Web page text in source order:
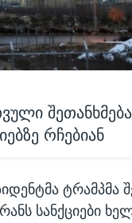
რჩებიან
ტრამპმა
სანქციები